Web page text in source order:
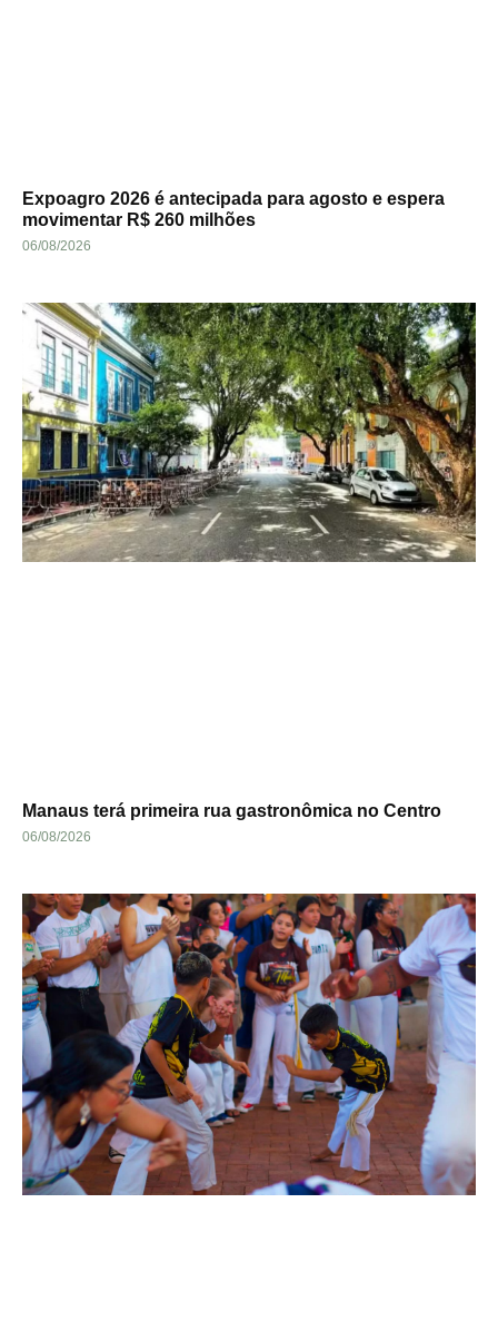
Expoagro 2026 é antecipada para agosto e espera
movimentar R$ 260 milhões
06/08/2026
Manaus terá primeira rua gastronômica no Centro
06/08/2026